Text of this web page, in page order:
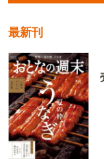
最新刊